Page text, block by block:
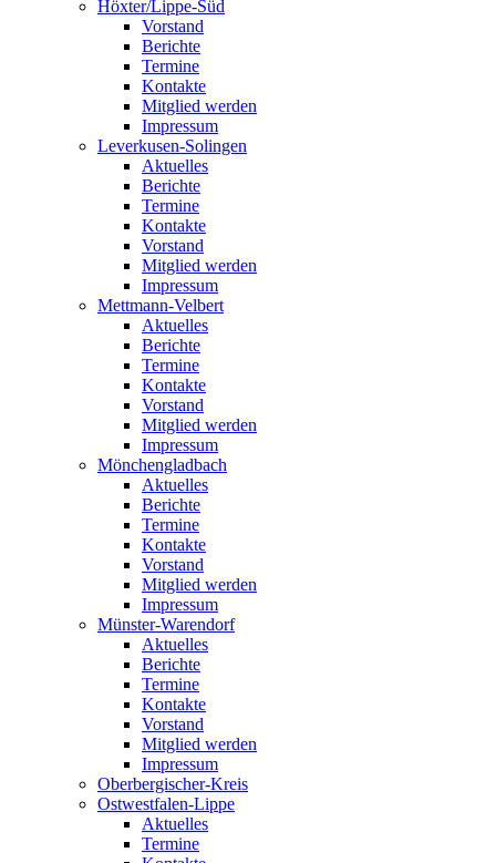
Höxter/Lippe-Süd
Vorstand
Berichte
Termine
Kontakte
Mitglied werden
Impressum
Leverkusen-Solingen
Aktuelles
Berichte
Termine
Kontakte
Vorstand
Mitglied werden
Impressum
Mettmann-Velbert
Aktuelles
Berichte
Termine
Kontakte
Vorstand
Mitglied werden
Impressum
Mönchengladbach
Aktuelles
Berichte
Termine
Kontakte
Vorstand
Mitglied werden
Impressum
Münster-Warendorf
Aktuelles
Berichte
Termine
Kontakte
Vorstand
Mitglied werden
Impressum
Oberbergischer-Kreis
Ostwestfalen-Lippe
Aktuelles
Termine